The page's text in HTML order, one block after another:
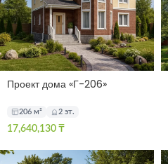
Проект дома «Г-206»
206 м² 2 эт.
17,640,130 ₸